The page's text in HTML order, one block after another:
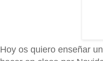
Hoy os quiero enseñar